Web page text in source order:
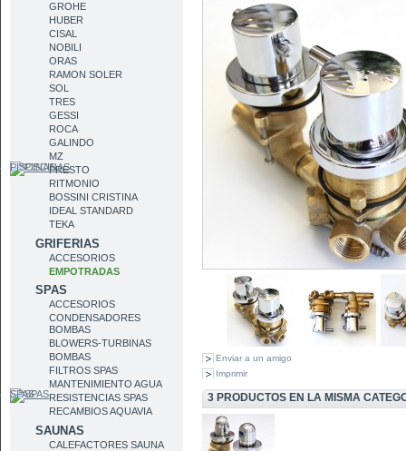
PISCINAS
SPAS
GROHE
HUBER
CISAL
NOBILI
ORAS
RAMON SOLER
SOL
TRES
GESSI
ROCA
GALINDO
MZ
PRESTO
RITMONIO
BOSSINI CRISTINA
IDEAL STANDARD
TEKA
GRIFERIAS
ACCESORIOS
EMPOTRADAS
SPAS
ACCESORIOS
CONDENSADORES
BOMBAS
BLOWERS-TURBINAS
BOMBAS
FILTROS SPAS
MANTENIMIENTO AGUA
RESISTENCIAS SPAS
RECAMBIOS AQUAVIA
SAUNAS
CALEFACTORES SAUNA
Enviar a un amigo
Imprimir
3 PRODUCTOS EN LA MISMA